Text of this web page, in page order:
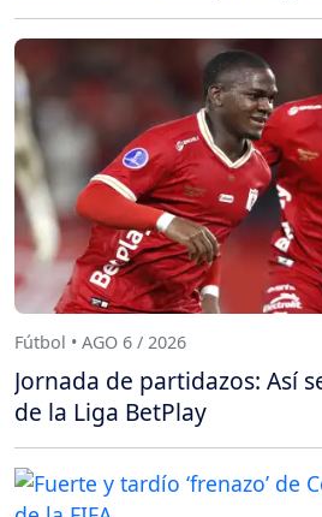
Fútbol • AGO 6 / 2026
Jornada de partidazos: Así
de la Liga BetPlay